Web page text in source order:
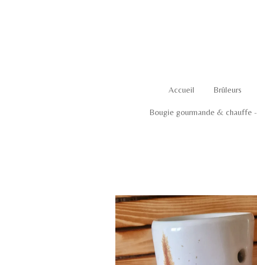
Accueil Brûleurs
Bougie gourmande & chauffe